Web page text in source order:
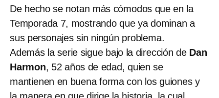
De hecho se notan más cómodos que en la
Temporada 7, mostrando que ya dominan a
sus personajes sin ningún problema.
Además la serie sigue bajo la dirección deDan
Harmon, 52 años de edad, quien se
mantienen en buena forma con los guiones y